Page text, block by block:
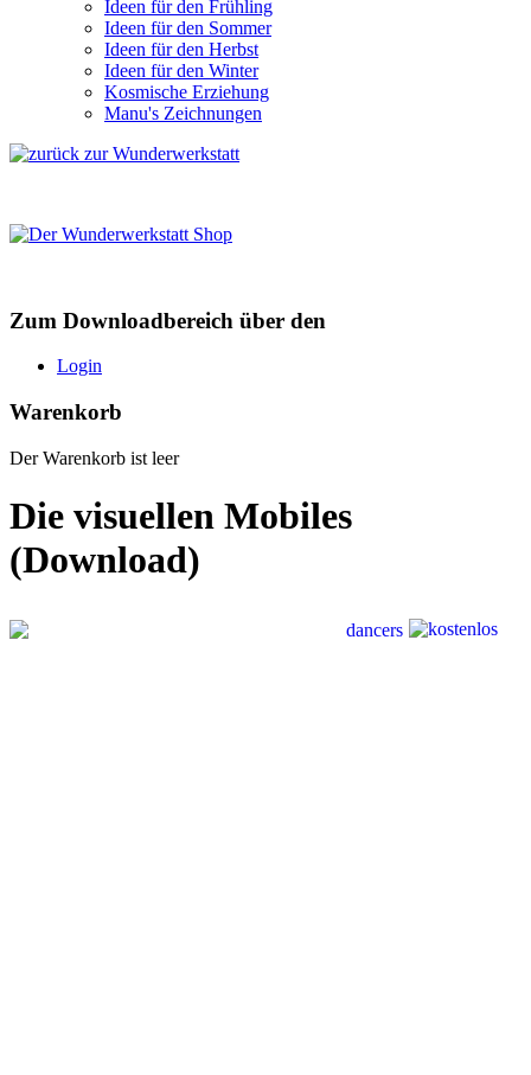
Ideen für den Frühling
Ideen für den Sommer
Ideen für den Herbst
Ideen für den Winter
Kosmische Erziehung
Manu's Zeichnungen
Zum Downloadbereich über den
Login
Warenkorb
Der Warenkorb ist leer
Die visuellen Mobiles
(Download)